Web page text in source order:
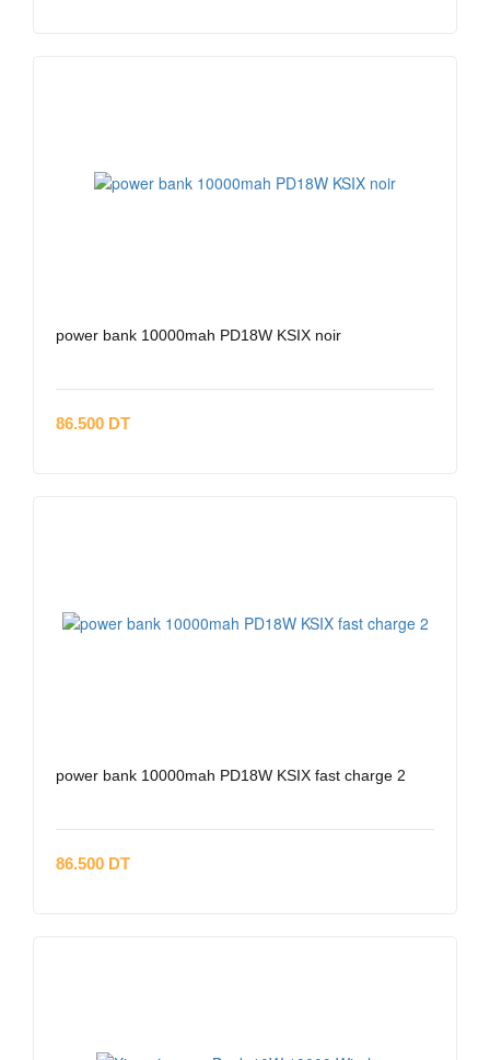
power bank 10000mah PD18W KSIX noir
86.500 DT
power bank 10000mah PD18W KSIX fast charge 2
86.500 DT